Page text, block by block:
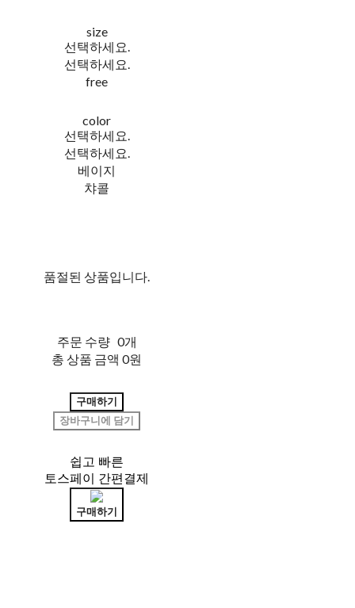
size
선택하세요.
선택하세요.
free
color
선택하세요.
선택하세요.
베이지
챠콜
품절된 상품입니다.
주문 수량 0개
총 상품 금액 0원
구매하기
장바구니에 담기
쉽고 빠른
토스페이 간편결제
구매하기